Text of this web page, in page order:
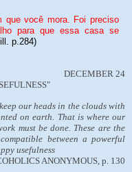
que você mora. Foi preciso
para que essa casa se
p.284)
DECEMBER 24
our heads in the clouds with
on earth. That is where our
must be done. These are the
between a powerful
usefulness
ANONYMOUS, p. 130